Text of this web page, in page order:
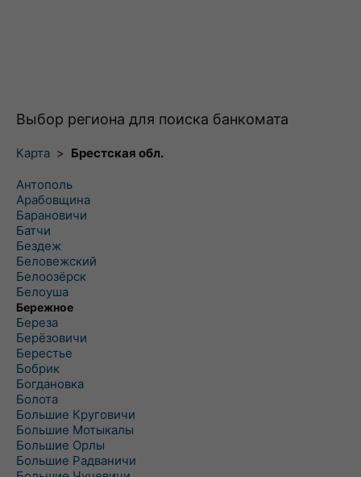
Выбор региона для поиска банкомата
Карта > Брестская обл.
Антополь
Арабовщина
Барановичи
Батчи
Бездеж
Беловежский
Белоозёрск
Белоуша
Бережное
Береза
Берёзовичи
Берестье
Бобрик
Богдановка
Болота
Большие Круговичи
Большие Мотыкалы
Большие Орлы
Большие Радваничи